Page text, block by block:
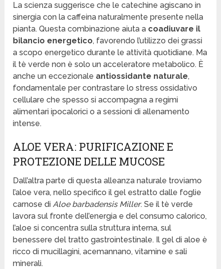
La scienza suggerisce che le catechine agiscano in
sinergia con la caffeina naturalmente presente nella
pianta. Questa combinazione aiuta a coadiuvare il
bilancio energetico, favorendo l’utilizzo dei grassi
a scopo energetico durante le attività quotidiane. Ma
il tè verde non è solo un acceleratore metabolico. È
anche un eccezionale antiossidante naturale,
fondamentale per contrastare lo stress ossidativo
cellulare che spesso si accompagna a regimi
alimentari ipocalorici o a sessioni di allenamento
intense.
ALOE VERA: PURIFICAZIONE E
PROTEZIONE DELLE MUCOSE
Dall’altra parte di questa alleanza naturale troviamo
l’aloe vera, nello specifico il gel estratto dalle foglie
carnose diAloe barbadensis Miller. Se il tè verde
lavora sul fronte dell’energia e del consumo calorico,
l’aloe si concentra sulla struttura interna, sul
benessere del tratto gastrointestinale. Il gel di aloe è
ricco di mucillagini, acemannano, vitamine e sali
minerali.